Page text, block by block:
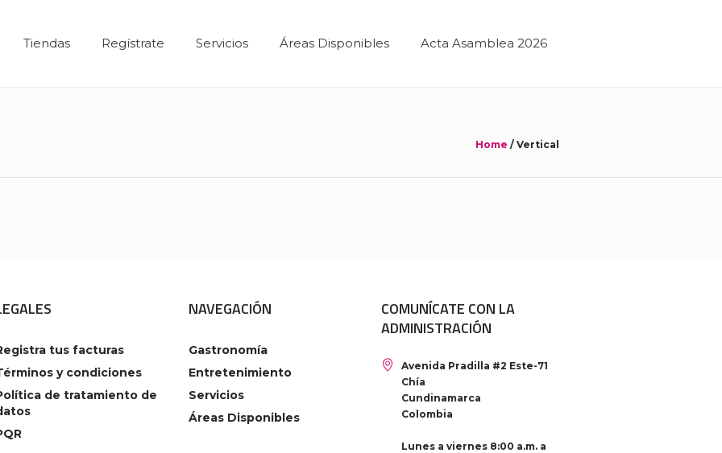
Tiendas Regístrate Servicios Áreas Disponibles Acta Asamblea 2026
Home / Vertical
tus facturas
y condiciones
de tratamiento de
NAVEGACIÓN
Gastronomía
Entretenimiento
Servicios
Áreas Disponibles
COMUNÍCATE CON LA
ADMINISTRACIÓN
Avenida Pradilla #2 Este-71
Chía
Cundinamarca
Colombia
Lunes a viernes 8:00 a.m. a